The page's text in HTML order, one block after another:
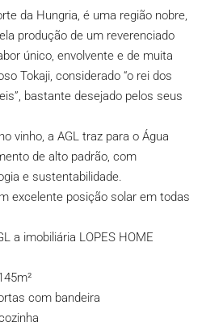
da Hungria, é uma região nobre,
produção de um reverenciado
único, envolvente e de muita
Tokaji, considerado “o rei dos
bastante desejado pelos seus
vinho, a AGL traz para o Água
de alto padrão, com
e sustentabilidade.
excelente posição solar em todas
a imobiliária LOPES HOME
com bandeira